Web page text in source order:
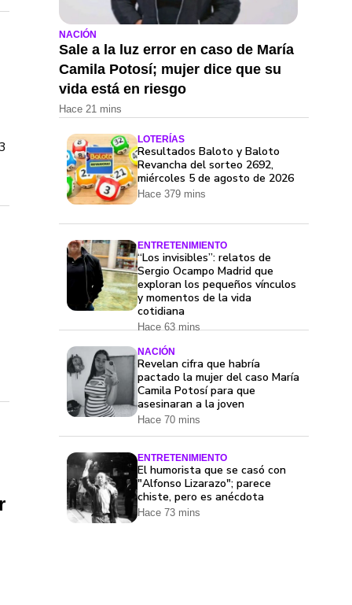
NACIÓN
Sale a la luz error en caso de María
Camila Potosí; mujer dice que su
vida está en riesgo
Hace 21 mins
LOTERÍAS
Resultados Baloto y Baloto
Revancha del sorteo 2692,
miércoles 5 de agosto de 2026
Hace 379 mins
ENTRETENIMIENTO
“Los invisibles”: relatos de
Sergio Ocampo Madrid que
exploran los pequeños vínculos
y momentos de la vida
cotidiana
Hace 63 mins
NACIÓN
Revelan cifra que habría
pactado la mujer del caso María
Camila Potosí para que
asesinaran a la joven
Hace 70 mins
ENTRETENIMIENTO
El humorista que se casó con
"Alfonso Lizarazo"; parece
chiste, pero es anécdota
Hace 73 mins